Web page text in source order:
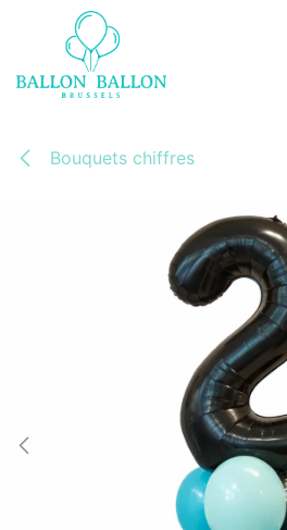
Se rendre au contenu
Bouquets chiffres